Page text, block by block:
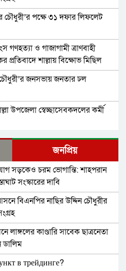
চৌধুরী’র পক্ষে ৩১ দফার লিফলেট
গণহত্যা ও গাজাগামী ত্রাণবাহী
শাল্লায় বিক্ষোভ মিছিল
চৌধুরী’র জনসভায় জনতার ঢল
উপজেলা স্বেচ্ছাসেবকদলের কর্মী
মুশতাক গাজীনগরীর হত্যার
মিছিল ও সমাবেশ অনুষ্ঠিত
রক্তদানের ছোট উদ্যোগ থেকে সুদৃঢ়
প্রতিষ্ঠাবার্ষিকী পালিত
বিএনপির ৫২ নেতাকর্মী
প্রার্থী সহোদর আ,লীগ
প্রধান সাক্ষী!
বিরুদ্ধে মিথ্যা মামলা প্রতিকার
জনপ্রিয়
সড়কেও চরম ভোগান্তি: শাহপরান
সংস্কারের দাবি
বিএনপির নাছির উদ্দিন চৌধুরীর
কাণ্ডারি সাবেক ছাত্রনেতা
ডালিম
в трейдинге?